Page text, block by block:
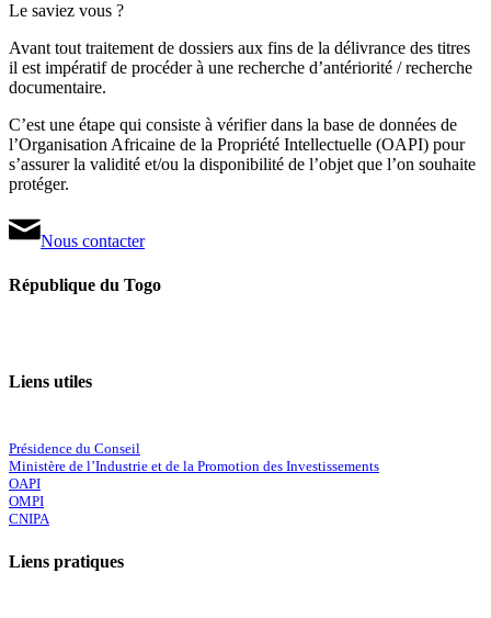
Le saviez vous ?
Avant tout traitement de dossiers aux fins de la délivrance des titres
il est impératif de procéder à une recherche d’antériorité / recherche
documentaire.
C’est une étape qui consiste à vérifier dans la base de données de
l’Organisation Africaine de la Propriété Intellectuelle (OAPI) pour
s’assurer la validité et/ou la disponibilité de l’objet que l’on souhaite
protéger.
Nous contacter
République du Togo
Liens utiles
Présidence du Conseil
Ministère de l’Industrie et de la Promotion des Investissements
OAPI
OMPI
CNIPA
Liens pratiques